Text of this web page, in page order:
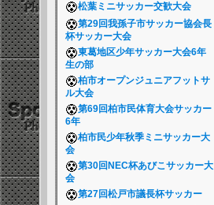
松葉ミニサッカー交歓大会
第29回我孫子市サッカー協会長
杯サッカー大会
東葛地区少年サッカー大会6年
生の部
柏市オープンジュニアフットサ
ル大会
第69回柏市民体育大会サッカー
6年
柏市民少年秋季ミニサッカー大
会
第30回NEC杯あびこサッカー大
会
第27回松戸市議長杯サッカー